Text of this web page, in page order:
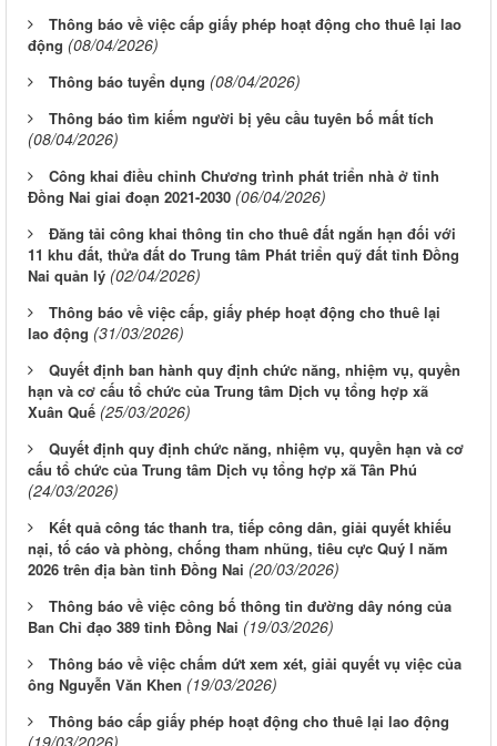
Thông báo về việc cấp giấy phép hoạt động cho thuê lại lao
động (08/04/2026)
Thông báo tuyển dụng (08/04/2026)
Thông báo tìm kiếm người bị yêu cầu tuyên bố mất tích
(08/04/2026)
Công khai điều chỉnh Chương trình phát triển nhà ở tỉnh
Đồng Nai giai đoạn 2021-2030 (06/04/2026)
Đăng tải công khai thông tin cho thuê đất ngắn hạn đối với
11 khu đất, thửa đất do Trung tâm Phát triển quỹ đất tỉnh Đồng
Nai quản lý (02/04/2026)
Thông báo về việc cấp, giấy phép hoạt động cho thuê lại
lao động (31/03/2026)
Quyết định ban hành quy định chức năng, nhiệm vụ, quyền
hạn và cơ cấu tổ chức của Trung tâm Dịch vụ tổng hợp xã
Xuân Quế (25/03/2026)
Quyết định quy định chức năng, nhiệm vụ, quyền hạn và cơ
cấu tổ chức của Trung tâm Dịch vụ tổng hợp xã Tân Phú
(24/03/2026)
Kết quả công tác thanh tra, tiếp công dân, giải quyết khiếu
nại, tố cáo và phòng, chống tham nhũng, tiêu cực Quý I năm
2026 trên địa bàn tỉnh Đồng Nai (20/03/2026)
Thông báo về việc công bố thông tin đường dây nóng của
Ban Chỉ đạo 389 tỉnh Đồng Nai (19/03/2026)
Thông báo về việc chấm dứt xem xét, giải quyết vụ việc của
ông Nguyễn Văn Khen (19/03/2026)
Thông báo cấp giấy phép hoạt động cho thuê lại lao động